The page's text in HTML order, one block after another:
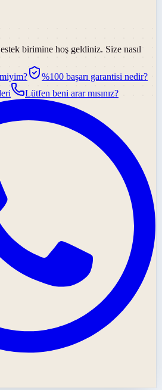
birimine hoş geldiniz. Size nasıl
%100 başarı garantisi nedir?
Lütfen beni arar mısınız?